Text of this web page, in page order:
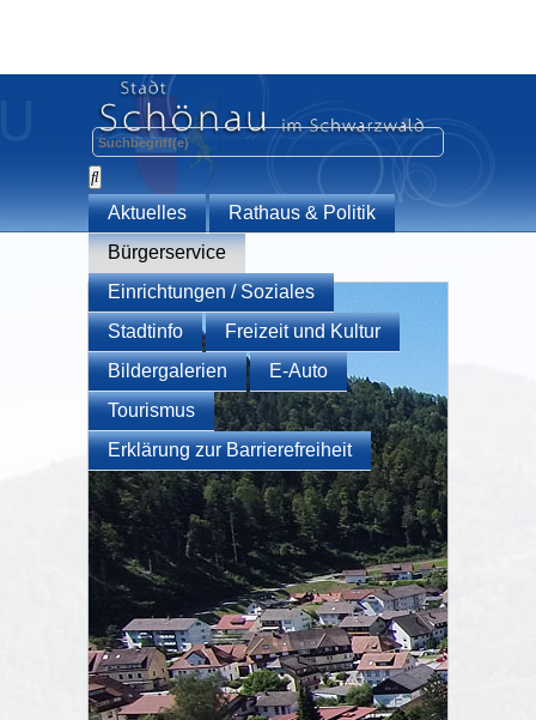
Aktuelles
Rathaus & Politik
Bürgerservice
Einrichtungen / Soziales
Stadtinfo
Freizeit und Kultur
Bildergalerien
E-Auto
Tourismus
Erklärung zur Barrierefreiheit